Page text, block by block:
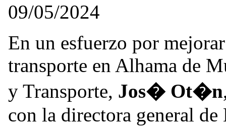
09/05/2024
En un esfuerzo por
transporte en Alhama de
y Transporte, Jos� Ot�n
con la directora general